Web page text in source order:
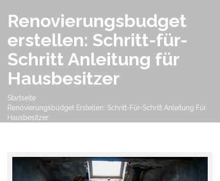
Renovierungsbudget
erstellen: Schritt-für-
Schritt Anleitung für
Hausbesitzer
Startseite
Renovierungsbudget Erstellen: Schritt-Für-Schritt Anleitung Für
Hausbesitzer